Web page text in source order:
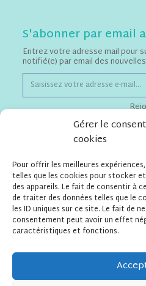
Gérer le
cookies
Pour offrir les meilleures
telles que les cookies pour stocker
des appareils. Le fait de consentir à
de traiter des données telles que le
les ID uniques sur ce site. Le fait de
consentement peut avoir un effet
caractéristiques et fonctions.
S'abonner par email
Entrez votre adresse mail pour
notifié(e) par email des
Flyer de présentation de l'Apel
Statuts de l'Apel ESSPF
Contact
Saint Pierre Fourier
13 rue de Prague – 75012 Paris
secretariatapelesspf@gmail.com